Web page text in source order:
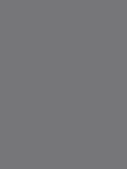
изделия, обратитесь